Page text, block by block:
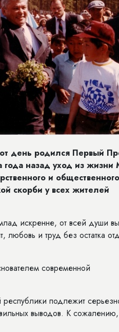
день родился Первый
года назад уход из жизни
и
скорби у всех жителей
искренне, от всей души
любовь и труд без остатка
современной
подлежит
выводов. К